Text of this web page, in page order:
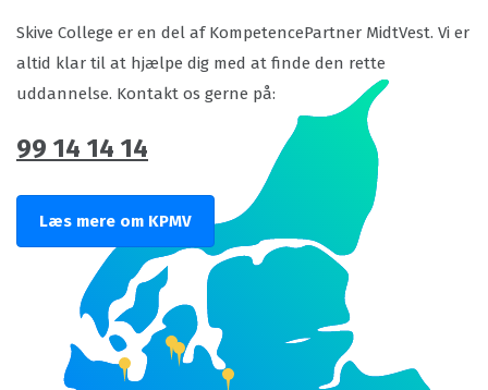
Skive College er en del af KompetencePartner MidtVest. Vi er
altid klar til at hjælpe dig med at finde den rette
uddannelse. Kontakt os gerne på:
99 14 14 14
Læs mere om KPMV